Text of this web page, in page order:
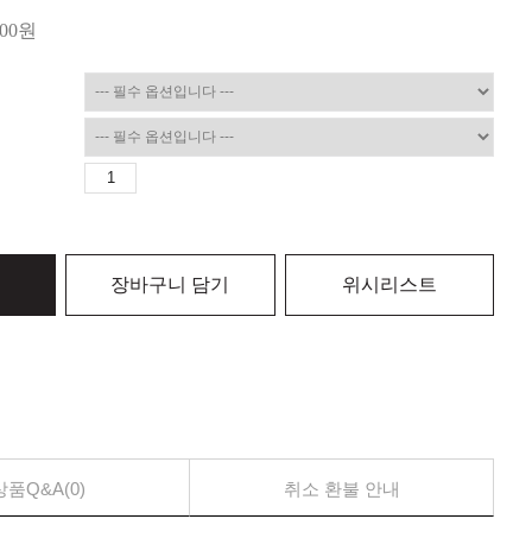
원
장바구니 담기 위시리스트
품Q&A(0) 취소 환불 안내